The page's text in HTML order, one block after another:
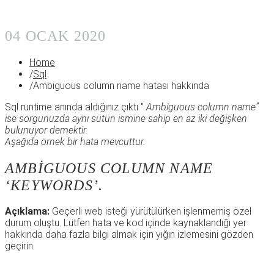
04 OCAK 2020
Home
/Sql
/Ambiguous column name hatası hakkında
Sql runtime anında aldığınız çıktı ” Ambiguous column name”
ise sorgunuzda aynı sütün ismine sahip en az iki değişken
bulunuyor demektir.
Aşağıda örnek bir hata mevcuttur.
AMBIGUOUS COLUMN NAME
‘KEYWORDS’.
Açıklama: Geçerli web isteği yürütülürken işlenmemiş özel
durum oluştu. Lütfen hata ve kod içinde kaynaklandığı yer
hakkında daha fazla bilgi almak için yığın izlemesini gözden
geçirin.